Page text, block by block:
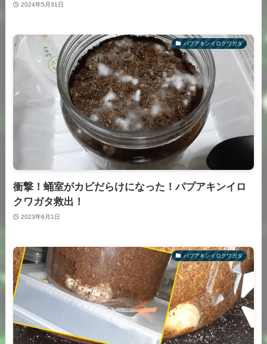
2024年5月31日
パプアキンイロクワガタ
衝撃！蛹室がカビだらけになった！パプアキンイロ
クワガタ救出！
2023年6月1日
パプアキンイロクワガタ